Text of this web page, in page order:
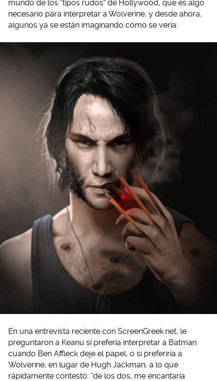
mundo de los “tipos rudos” de Hollywood, que es algo
necesario para interpretar a Wolverine, y desde ahora,
algunos ya se están imaginando cómo se vería:
En una entrevista reciente con ScreenGreek.net, le
preguntaron a Keanu si prefería interpretar a Batman
cuando Ben Affleck deje el papel, o si preferiría a
Wolverine, en lugar de Hugh Jackman, a lo que
rápidamente contestó: “de los dos, me encantaría